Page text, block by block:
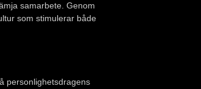
samarbete. Genom
som stimulerar både
personlighetsdragens